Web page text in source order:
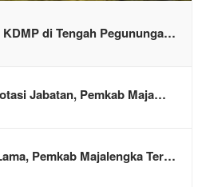
di Tengah Pegununga…
Jabatan, Pemkab Maja…
Pemkab Majalengka Ter…